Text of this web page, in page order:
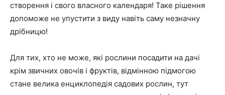
створення і свого власного календаря! Таке рішення
допоможе не упустити з виду навіть саму незначну
дрібницю!
Для тих, хто не може, які рослини посадити на дачі
крім звичних овочів і фруктів, відмінною підмогою
стане велика енциклопедія садових рослин, тут